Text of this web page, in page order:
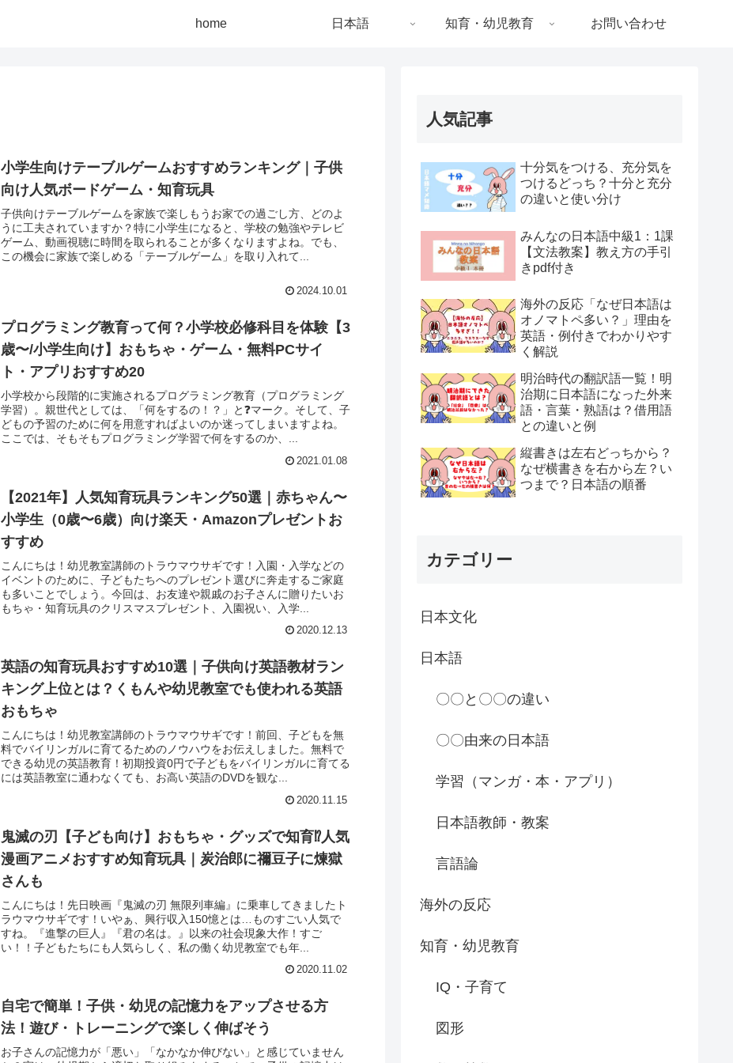
home 日本語 知育・幼児教育 お問い合わせ
小学生向けテーブルゲームおすすめランキング｜子供
向け人気ボードゲーム・知育玩具
子供向けテーブルゲームを家族で楽しもうお家での過ごし方、どのよ
うに工夫されていますか？特に小学生になると、学校の勉強やテレビ
ゲーム、動画視聴に時間を取られることが多くなりますよね。でも、
この機会に家族で楽しめる「テーブルゲーム」を取り入れて...
2024.10.01
プログラミング教育って何？小学校必修科目を体験【3
歳〜/小学生向け】おもちゃ・ゲーム・無料PCサイ
ト・アプリおすすめ20
小学校から段階的に実施されるプログラミング教育（プログラミング
学習）。親世代としては、「何をするの！？」と❓マーク。そして、子
どもの予習のために何を用意すればよいのか迷ってしまいますよね。
ここでは、そもそもプログラミング学習で何をするのか、...
2021.01.08
【2021年】人気知育玩具ランキング50選｜赤ちゃん〜
小学生（0歳〜6歳）向け楽天・Amazonプレゼントお
すすめ
こんにちは！幼児教室講師のトラウマウサギです！入園・入学などの
イベントのために、子どもたちへのプレゼント選びに奔走するご家庭
も多いことでしょう。今回は、お友達や親戚のお子さんに贈りたいお
もちゃ・知育玩具のクリスマスプレゼント、入園祝い、入学...
2020.12.13
英語の知育玩具おすすめ10選｜子供向け英語教材ラン
キング上位とは？くもんや幼児教室でも使われる英語
おもちゃ
こんにちは！幼児教室講師のトラウマウサギです！前回、子どもを無
料でバイリンガルに育てるためのノウハウをお伝えしました。無料で
できる幼児の英語教育！初期投資0円で子どもをバイリンガルに育てる
には英語教室に通わなくても、お高い英語のDVDを観な...
2020.11.15
鬼滅の刃【子ども向け】おもちゃ・グッズで知育⁉︎人気
漫画アニメおすすめ知育玩具｜炭治郎に禰豆子に煉獄
さんも
こんにちは！先日映画『鬼滅の刃 無限列車編』に乗車してきましたト
ラウマウサギです！いやぁ、興行収入150憶とは…ものすごい人気で
すね。『進撃の巨人』『君の名は。』以来の社会現象大作！すご
い！！子どもたちにも人気らしく、私の働く幼児教室でも年...
2020.11.02
自宅で簡単！子供・幼児の記憶力をアップさせる方
法！遊び・トレーニングで楽しく伸ばそう
お子さんの記憶力が「悪い」「なかなか伸びない」と感じていません
人気記事
十分気をつける、充分気を
つけるどっち？十分と充分
の違いと使い分け
みんなの日本語中級1：1課
【文法教案】教え方の手引
きpdf付き
海外の反応「なぜ日本語は
オノマトペ多い？」理由を
英語・例付きでわかりやす
く解説
明治時代の翻訳語一覧！明
治期に日本語になった外来
語・言葉・熟語は？借用語
との違いと例
縦書きは左右どっちから？
なぜ横書きを右から左？い
つまで？日本語の順番
カテゴリー
日本文化
日本語
〇〇と〇〇の違い
〇〇由来の日本語
学習（マンガ・本・アプリ）
日本語教師・教案
言語論
海外の反応
知育・幼児教育
IQ・子育て
図形